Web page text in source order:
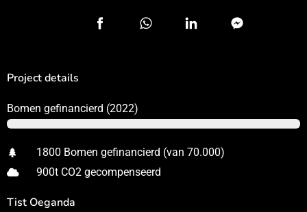
Project details
Bomen gefinancierd (2022)
1800 Bomen gefinancierd (van 70.000)
900t CO2 gecompenseerd
Tist Oeganda